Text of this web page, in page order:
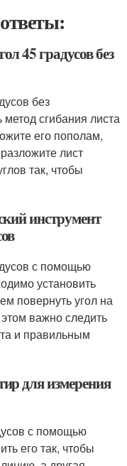
45 градусов без
без
сгибания листа
его пополам,
лист
так, чтобы
инструмент
с помощью
установить
повернуть угол на
важно следить
и правильным
для измерения
с помощью
его так, чтобы